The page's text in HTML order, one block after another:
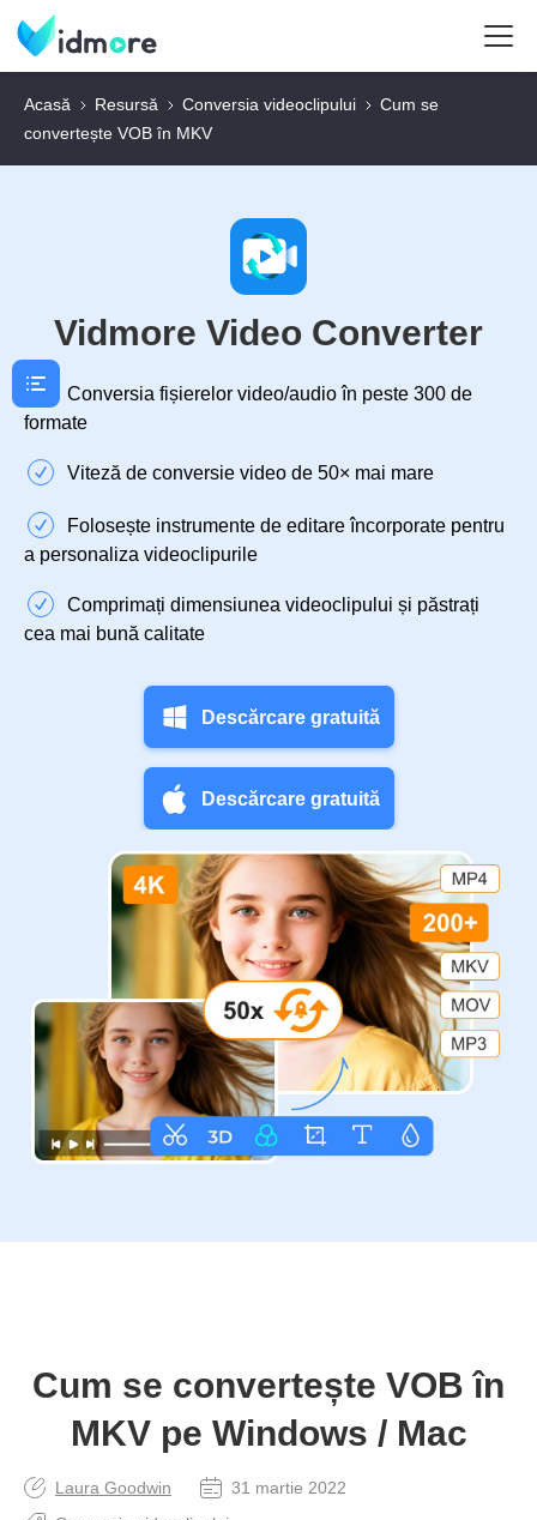
Acasă Resursă Conversia videoclipului
Cum se
convertește VOB în MKV
Vidmore Video Converter
Conversia fișierelor video/audio în peste 300 de
formate
Viteză de conversie video de 50× mai mare
Folosește instrumente de editare încorporate pentru
a personaliza videoclipurile
Comprimați dimensiunea videoclipului și păstrați
cea mai bună calitate
Descărcare gratuită
Descărcare gratuită
Cum se convertește VOB în
MKV pe Windows / Mac
Laura Goodwin
31 martie 2022